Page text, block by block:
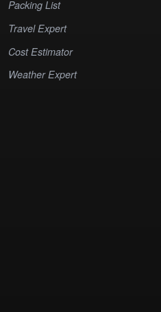
Packing List
Travel Expert
Cost Estimator
Weather Expert